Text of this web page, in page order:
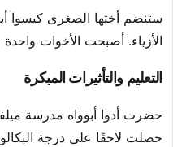
ستنضم أختها الصغرى كيسوا
الأزياء. أصبحت الأخوات
التعليم والتأثيرات المبكرة
حضرت أدوا أبوواه مدرسة
حصلت لاحقًا على درجة